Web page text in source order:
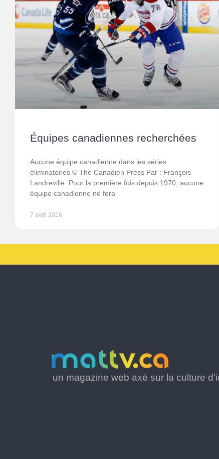
Équipes canadiennes recherchées
Aucune équipe canadienne dans les séries
éliminatoires © The Canadien Press Par : François
Landreville Pour la première fois depuis 1970, aucune
équipe canadienne ne fera
7 avril 2016
un magazine web axé sur la culture